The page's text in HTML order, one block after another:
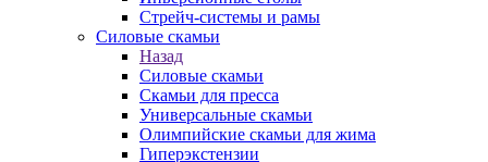
Стрейч-системы и рамы
Силовые скамьи
Назад
Силовые скамьи
Скамьи для пресса
Универсальные скамьи
Олимпийские скамьи для жима
Гиперэкстензии